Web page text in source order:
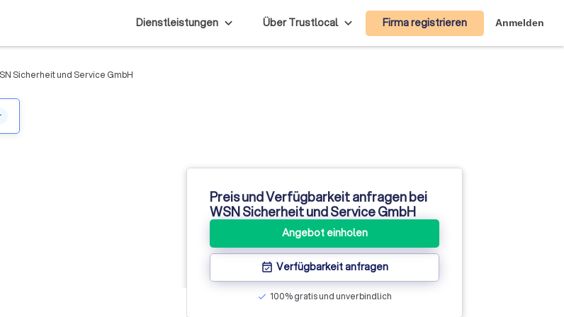
Dienstleistungen Über Trustlocal Firma registrieren Anmelden
Sicherheit und Service GmbH
Preis und Verfügbarkeit anfragen bei
WSN Sicherheit und Service GmbH
Angebot einholen
event_available Verfügbarkeit anfragen
check 100% gratis und unverbindlich